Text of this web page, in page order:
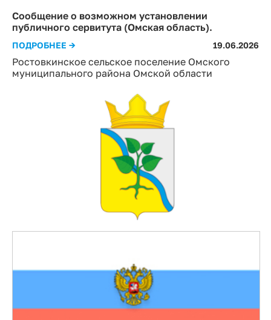
Ростовкинское сельское поселение Омского
муниципального района Омской области
Сообщение о возможном установлении
публичного сервитута (Омская область).
ПОДРОБНЕЕ → 19.06.2026